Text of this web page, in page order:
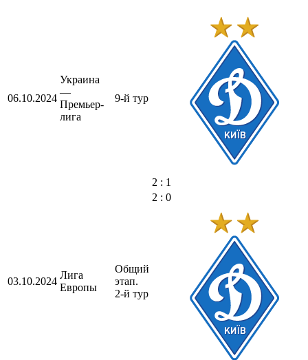
06.10.2024
Украина
—
Премьер-
лига
9-й тур
2 : 1
03.10.2024
Лига
Европы
Общий
этап.
2-й тур
2 : 0